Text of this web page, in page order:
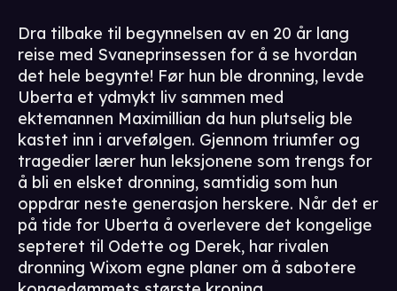
Dra tilbake til begynnelsen av en 20 år lang
reise med Svaneprinsessen for å se hvordan
det hele begynte! Før hun ble dronning, levde
Uberta et ydmykt liv sammen med
ektemannen Maximillian da hun plutselig ble
kastet inn i arvefølgen. Gjennom triumfer og
tragedier lærer hun leksjonene som trengs for
å bli en elsket dronning, samtidig som hun
oppdrar neste generasjon herskere. Når det er
på tide for Uberta å overlevere det kongelige
septeret til Odette og Derek, har rivalen
dronning Wixom egne planer om å sabotere